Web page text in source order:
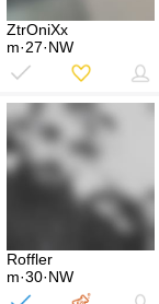
ZtrOniXx
m·27·NW
Roffler
m·30·NW